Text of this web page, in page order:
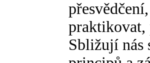
praktikovat,
Sbližují nás